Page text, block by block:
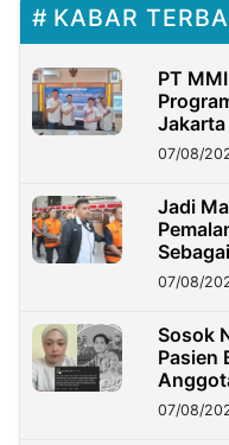
KABAR
PT
07/08/
Jadi
07/08/
Sosok
Pasien
Lukman
07/08/